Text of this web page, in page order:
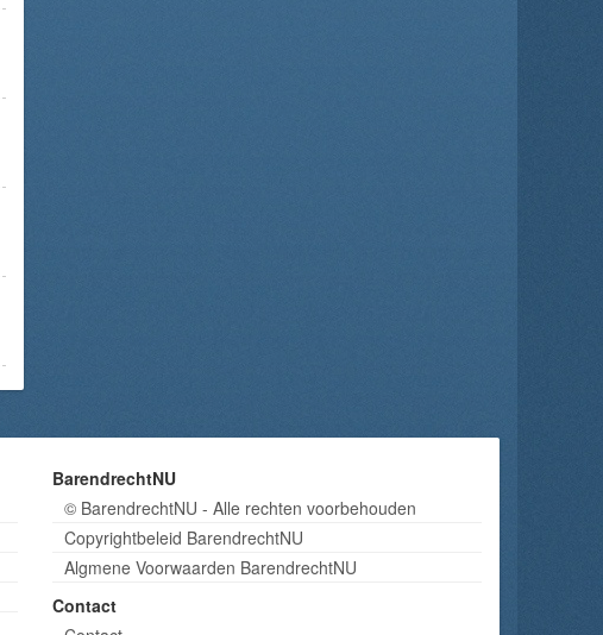
BarendrechtNU
© BarendrechtNU - Alle rechten voorbehouden
Copyrightbeleid BarendrechtNU
Algmene Voorwaarden BarendrechtNU
Contact